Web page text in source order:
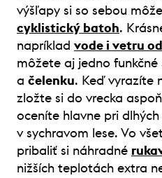
výšľapy si so sebou
cyklistický batoh.
napríklad vode i vetru
môžete aj jedno funkčné
a čelenku. Keď vyrazíte
zložte si do vrecka aspoň
oceníte hlavne pri
v sychravom lese. Vo
pribaliť si náhradné
nižších teplotách extra